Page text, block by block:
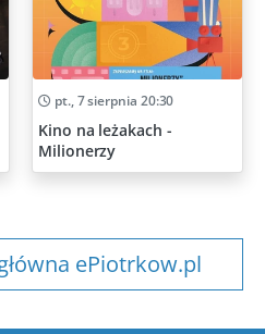
pt., 7 sierpnia 20:30
Kino na leżakach -
Milionerzy
ePiotrkow.pl